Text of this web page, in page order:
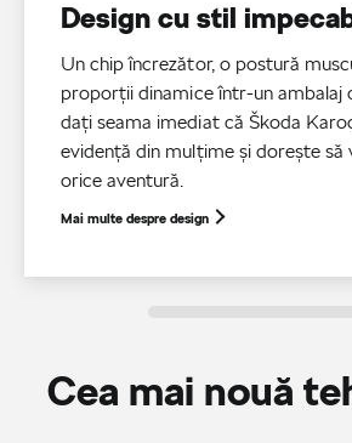
Design cu stil
Un chip încrezător, o postură
proporții dinamice într-un ambalaj
dați seama imediat că Škoda
evidență din mulțime și dorește să
orice aventură.
Mai multe despre design
Cea mai nouă